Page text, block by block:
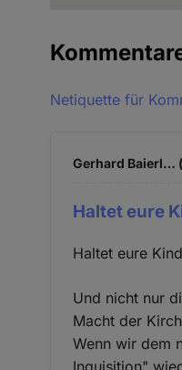
Netiquette für
Gerhard Baierl…
Haltet eure
Haltet eure
Und nicht nur
Macht der
Wenn wir dem
Inquisition"